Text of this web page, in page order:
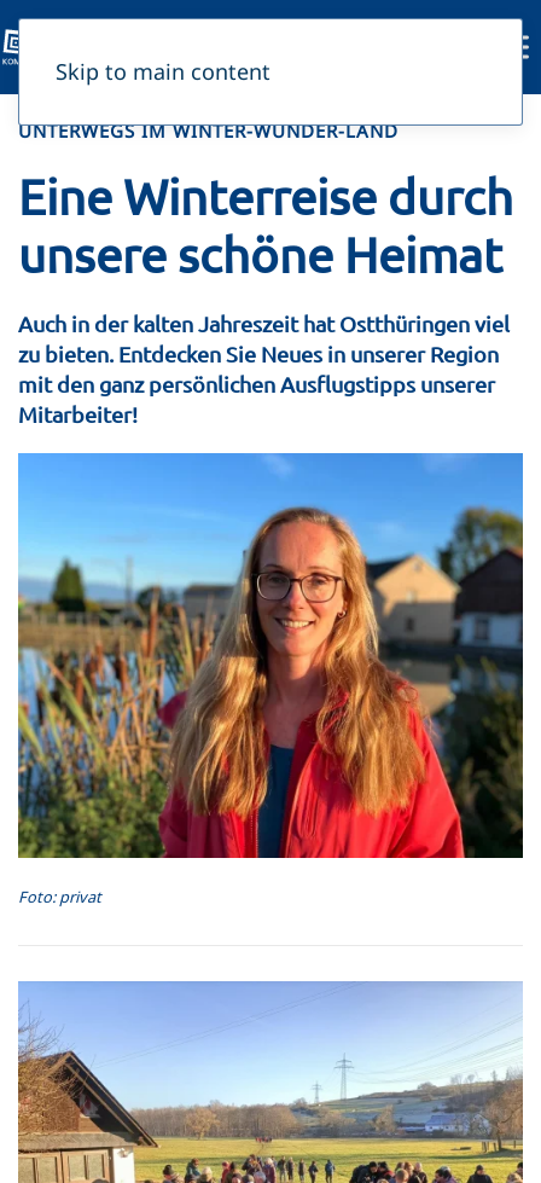
Skip to main content
UNTERWEGS IM WINTER-WUNDER-LAND
Eine Winterreise durch
unsere schöne Heimat
Auch in der kalten Jahreszeit hat Ostthüringen viel
zu bieten. Entdecken Sie Neues in unserer Region
mit den ganz persönlichen Ausflugstipps unserer
Mitarbeiter!
Foto: privat